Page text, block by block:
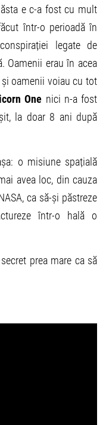
e c-a fost cu mult
într-o perioadă în
legate de
Oamenii erau în acea
oamenii voiau cu tot
One nici n-a fost
la doar 8 ani după
o misiune spațială
avea loc, din cauza
ca să-și păstreze
într-o hală o
prea mare ca să